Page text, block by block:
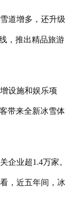
道增多，还升级
，推出精品旅游
设施和娱乐项
带来全新冰雪体
企业超1.4万家。
，近五年间，冰